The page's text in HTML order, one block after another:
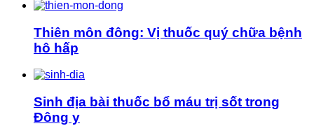
Thiên môn đông: Vị thuốc quý chữa bệnh
hô hấp
Sinh địa bài thuốc bổ máu trị sốt trong
Đông y